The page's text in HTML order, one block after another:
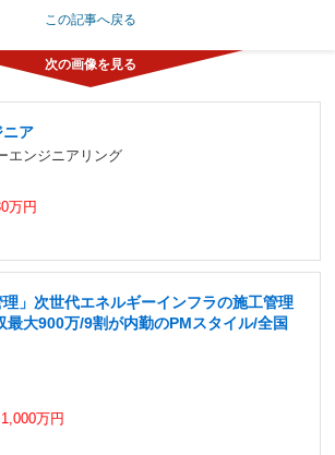
この記事へ戻る
ニア
エンジニアリング
万円
理」次世代エネルギーインフラの施工管理
最大900万/9割が内勤のPMスタイル/全国
万円